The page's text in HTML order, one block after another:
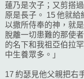
蓮乃是次子；又剪搭
原是長子。 15 他就
以撒所侍奉的神，就
脫離一切患難的那使
的名下和我祖亞伯拉
中生養眾多。」
17 約瑟見他父親把右